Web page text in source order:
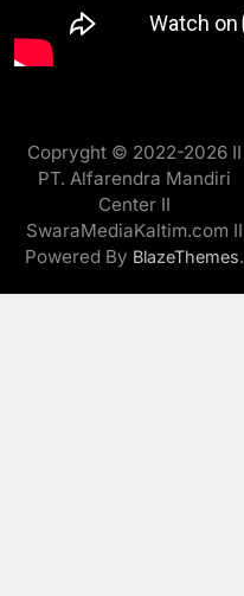
Copryght © 2022-2026 II
PT. Alfarendra Mandiri
Center II
SwaraMediaKaltim.com II
Powered By BlazeThemes.